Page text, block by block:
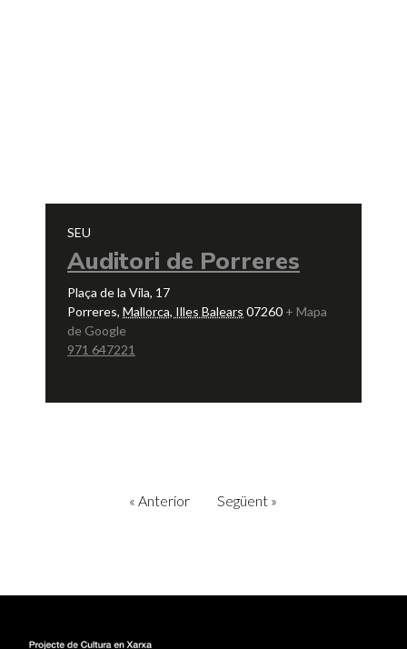
SEU
Auditori de Porreres
Plaça de la Vila, 17
Porreres, Mallorca, Illes Balears 07260 + Mapa
de Google
971 647221
« Anterior Següent »